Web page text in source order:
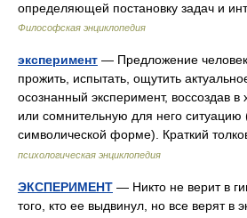
определяющей постановку задач и
Философская энциклопедия
эксперимент — Предложение
прожить, испытать, ощутить
осознанный эксперимент, воссоздав
или сомнительную для него ситуацию
символической форме). Краткий
психологическая энциклопедия
ЭКСПЕРИМЕНТ — Никто не верит в
того, кто ее выдвинул, но все верят в